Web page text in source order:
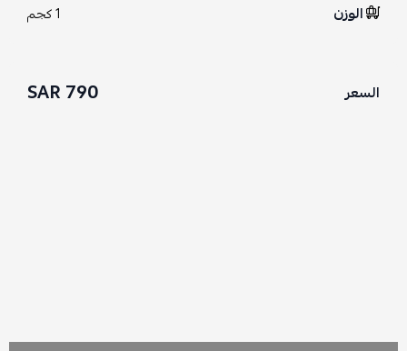
الوزن 1 كجم
السعر 790 SAR